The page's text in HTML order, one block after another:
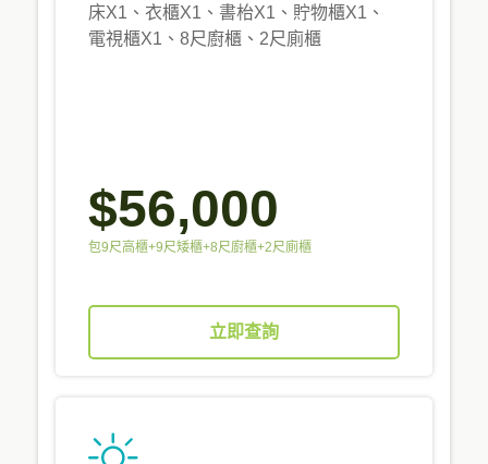
床X1、衣櫃X1、書枱X1、貯物櫃X1、
電視櫃X1、8尺廚櫃、2尺廁櫃
$56,000
包9尺高櫃+9尺矮櫃+8尺廚櫃+2尺廁櫃
立即查詢